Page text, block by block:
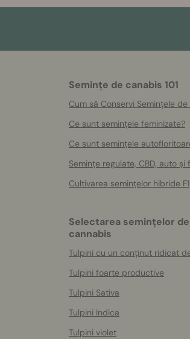
Semințe de canabis 101
Cum să Conservi Semințele de
Ce sunt semințele feminizate?
Ce sunt semințele
Semințe regulate, CBD, auto și
Cultivarea semințelor hibride F1
Selectarea semințelor de
cannabis
Tulpini cu un conținut ridicat
Tulpini foarte productive
Tulpini Sativa
Tulpini Indica
Tulpini violet